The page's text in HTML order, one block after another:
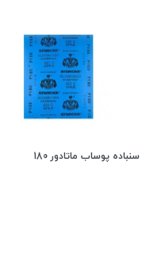
سنباده پوساب ماتادور 180